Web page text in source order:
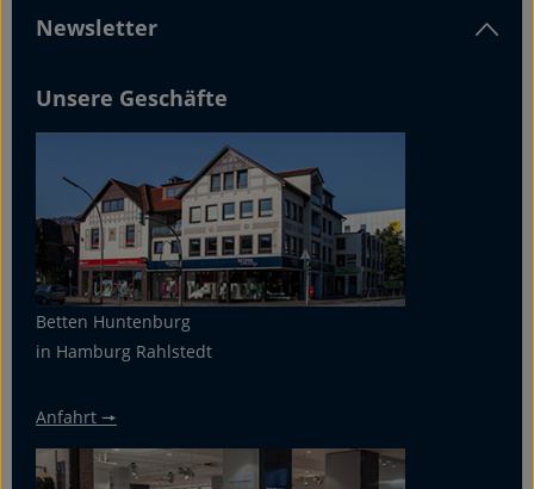
Newsletter
Unsere Geschäfte
Betten Huntenburg
in Hamburg Rahlstedt
Anfahrt 🠖